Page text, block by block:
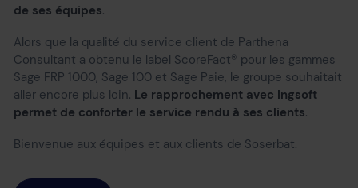
de ses équipes.
Alors que la qualité du service client de Parthena
Consultant a obtenu le label ScoreFact® pour les gammes
Sage FRP 1000, Sage 100 et Sage Paie, le groupe souhaitait
aller encore plus loin. Le rapprochement avec Ingsoft
permet de conforter le service rendu à ses clients.
Bienvenue aux équipes et aux clients de Soserbat.